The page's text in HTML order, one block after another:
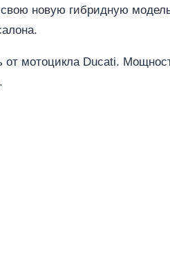
новую гибридную
мотоцикла Ducati.